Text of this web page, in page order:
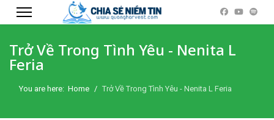
Trở Về Trong Tình Yêu - Nenita L
Feria
You are here: Home Trở Về Trong Tình Yêu - Nenita L Feria